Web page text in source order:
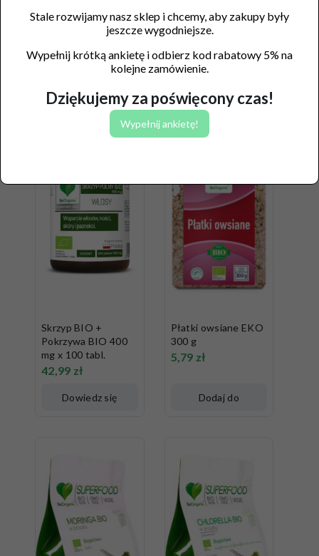
Skrzyp BIO +
Pokrzywa BIO 400
mg x 100 tabl.
42,99 zł
Dowiedz się
Płatki owsiane EKO
300 g
5,79 zł
Dodaj do
Stale rozwijamy nasz sklep i chcemy, aby zakupy były
jeszcze wygodniejsze.
Wypełnij krótką ankietę i odbierz kod rabatowy 5% na
kolejne zamówienie.
Dziękujemy za poświęcony czas!
Wypełnij ankietę!